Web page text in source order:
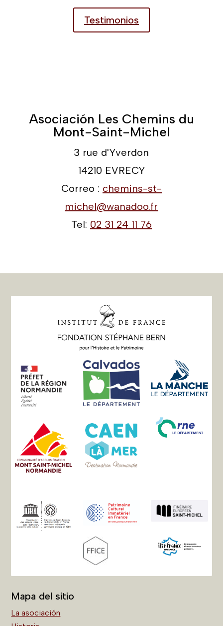
Testimonios
Asociación Les Chemins du
Mont-Saint-Michel
3 rue d'Yverdon
14210 EVRECY
Correo : chemins-st-
michel@wanadoo.fr
Tel: 02 31 24 11 76
Mapa del sitio
La asociación